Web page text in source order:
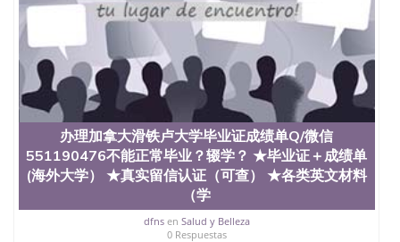
办理加拿大滑铁卢大学毕业证成绩单Q/微信
551190476不能正常毕业？辍学？ ★毕业证＋成绩单
(海外大学） ★真实留信认证（可查） ★各类英文材料
（学
dfnsen Salud y Belleza
0 Respuestas